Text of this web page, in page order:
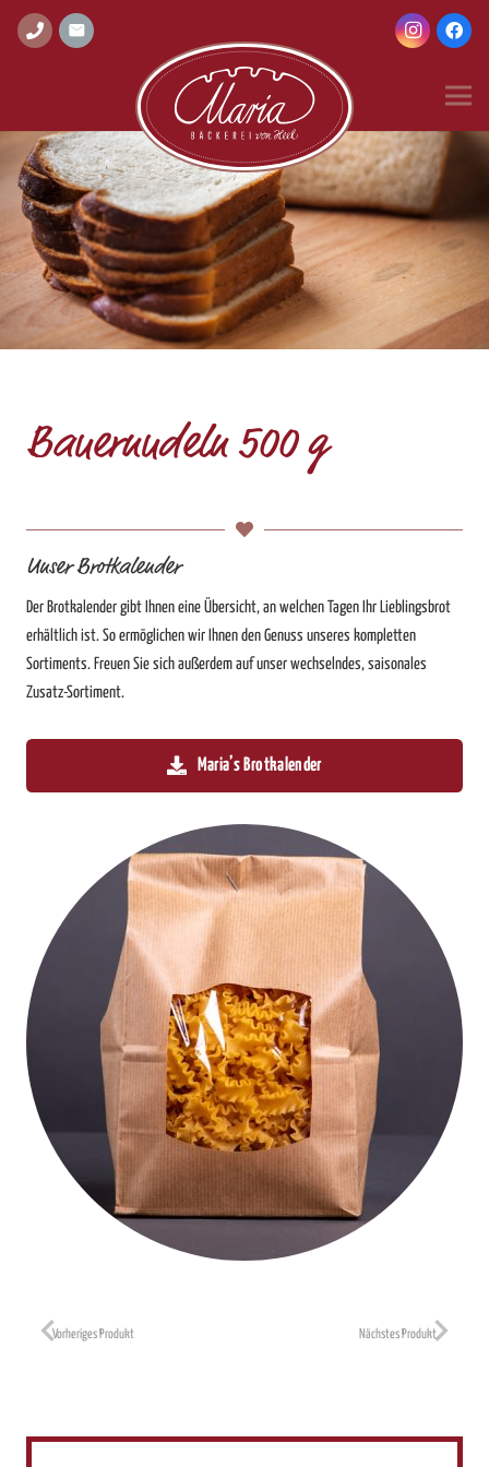
Bauernudeln 500 g
Unser Brotkalender
Der Brotkalender gibt Ihnen eine Übersicht, an welchen Tagen Ihr Lieblingsbrot
erhältlich ist. So ermöglichen wir Ihnen den Genuss unseres kompletten
Sortiments. Freuen Sie sich außerdem auf unser wechselndes, saisonales
Zusatz-Sortiment.
Maria’s Brotkalender
Vorheriges Produkt Nächstes Produkt